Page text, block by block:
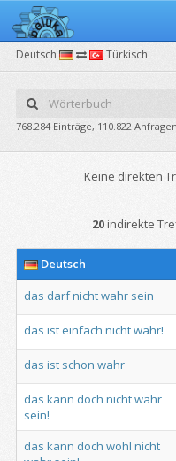
Deutsch Türkisch
768.284 Einträge, 110.822 Anfragen
Keine direkten
20indirekte
Deutsch
das darfnichtwahr sein
das ist einfach nichtwahr!
das ist schon wahr
das kann doch nichtwahr
sein!
das kann doch wohl nicht